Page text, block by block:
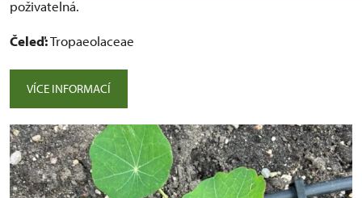
poživatelná.
Čeleď:Tropaeolaceae
VÍCE INFORMACÍ